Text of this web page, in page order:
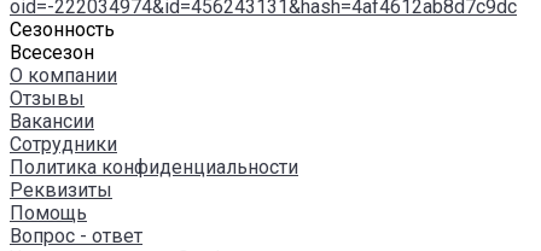
oid=-222034974&id=456243131&hash=4af4612ab8d7c9dc
Сезонность
Всесезон
О компании
Отзывы
Вакансии
Сотрудники
Политика конфиденциальности
Реквизиты
Помощь
Вопрос - ответ